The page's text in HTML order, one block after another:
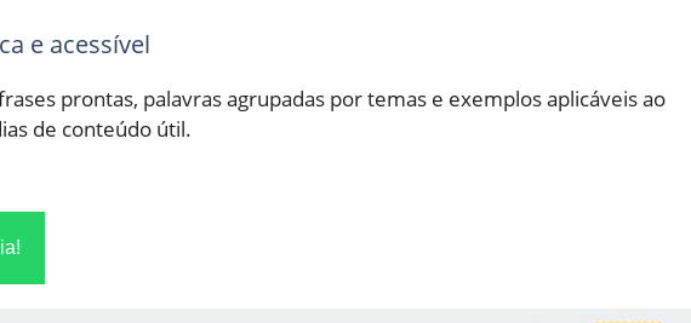
e acessível
prontas, palavras agrupadas por temas e exemplos aplicáveis ao
de conteúdo útil.